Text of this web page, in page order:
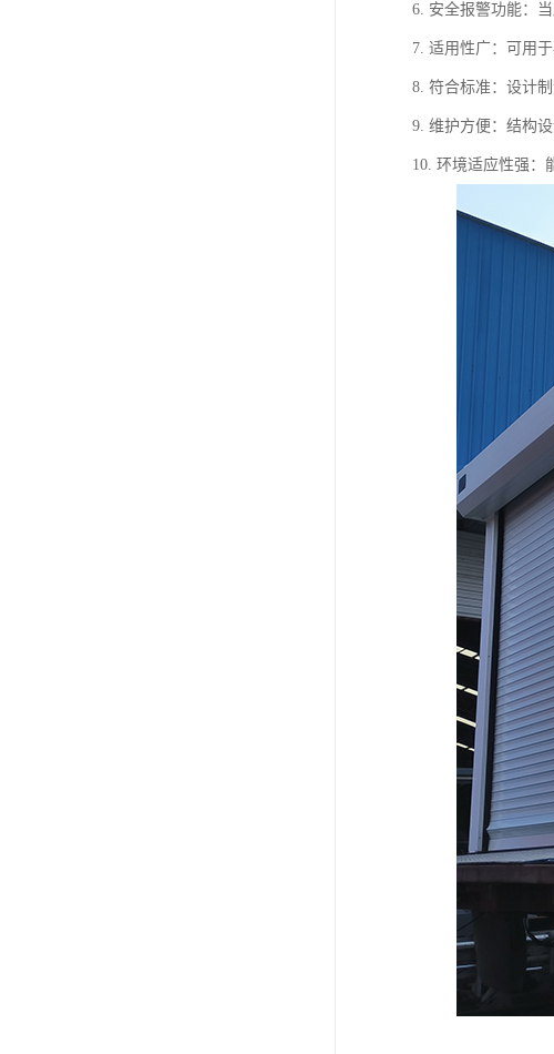
6. 安全报警功能：
7. 适用性广：可用
8. 符合标准：设计
9. 维护方便：结构
10. 环境适应性强：